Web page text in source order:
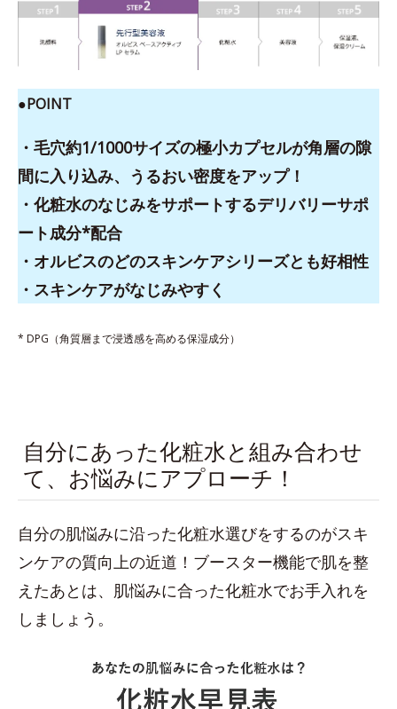
●POINT
・毛穴約1/1000サイズの極小カプセルが角層の隙
間に入り込み、うるおい密度をアップ！
・化粧水のなじみをサポートするデリバリーサポ
ート成分*配合
・オルビスのどのスキンケアシリーズとも好相性
・スキンケアがなじみやすく
* DPG（角質層まで浸透感を高める保湿成分）
自分にあった化粧水と組み合わせ
て、お悩みにアプローチ！
自分の肌悩みに沿った化粧水選びをするのがスキ
ンケアの質向上の近道！ブースター機能で肌を整
えたあとは、肌悩みに合った化粧水でお手入れを
しましょう。